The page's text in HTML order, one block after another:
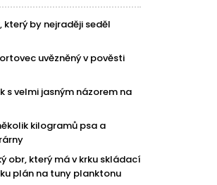
by nejraději seděl
uvězněný v pověsti
s velmi jasným názorem na
kilogramů psa a
obr, který má v krku skládací
plán na tuny planktonu